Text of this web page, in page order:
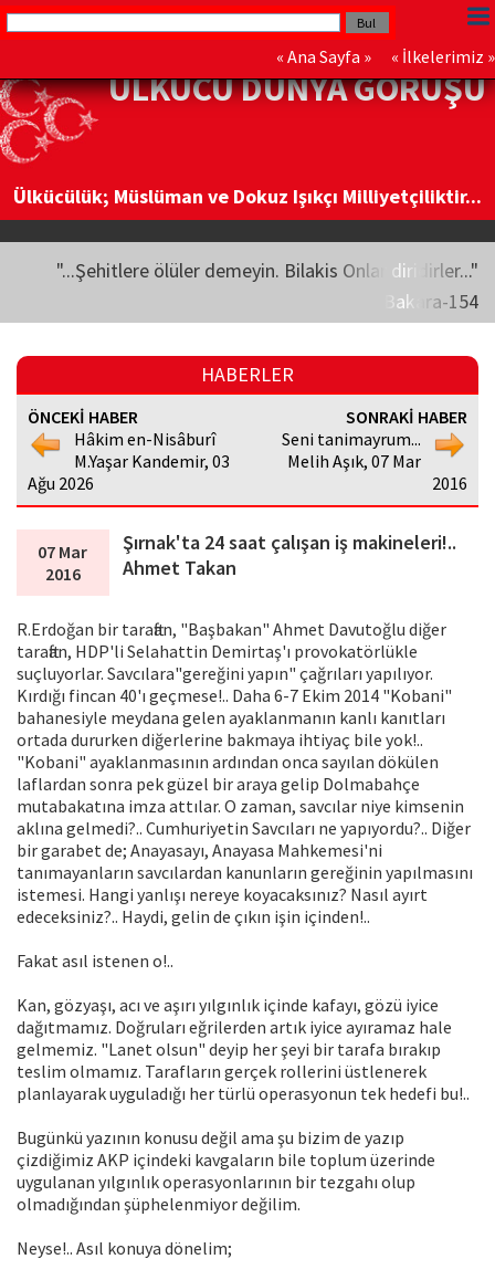
« Ana Sayfa » « İlkelerimiz »
ÜLKÜCÜ DÜNYA GÖRÜŞÜ
Ülkücülük; Müslüman ve Dokuz Işıkçı Milliyetçiliktir...
"...Şehitlere ölüler demeyin. Bilakis Onlar diridirler..."
Bakara-154
HABERLER
ÖNCEKİ HABER
Hâkim en-Nisâburî
M.Yaşar Kandemir, 03
Ağu 2026
SONRAKİ HABER
Seni tanimayrum...
Melih Aşık, 07 Mar
2016
07 Mar
2016
Şırnak'ta 24 saat çalışan iş makineleri!..
Ahmet Takan
R.Erdoğan bir taraftan, "Başbakan" Ahmet Davutoğlu diğer
taraftan, HDP'li Selahattin Demirtaş'ı provokatörlükle
suçluyorlar. Savcılara"gereğini yapın" çağrıları yapılıyor.
Kırdığı fincan 40'ı geçmese!.. Daha 6-7 Ekim 2014 "Kobani"
bahanesiyle meydana gelen ayaklanmanın kanlı kanıtları
ortada dururken diğerlerine bakmaya ihtiyaç bile yok!..
"Kobani" ayaklanmasının ardından onca sayılan dökülen
laflardan sonra pek güzel bir araya gelip Dolmabahçe
mutabakatına imza attılar. O zaman, savcılar niye kimsenin
aklına gelmedi?.. Cumhuriyetin Savcıları ne yapıyordu?.. Diğer
bir garabet de; Anayasayı, Anayasa Mahkemesi'ni
tanımayanların savcılardan kanunların gereğinin yapılmasını
istemesi. Hangi yanlışı nereye koyacaksınız? Nasıl ayırt
edeceksiniz?.. Haydi, gelin de çıkın işin içinden!..
Fakat asıl istenen o!..
Kan, gözyaşı, acı ve aşırı yılgınlık içinde kafayı, gözü iyice
dağıtmamız. Doğruları eğrilerden artık iyice ayıramaz hale
gelmemiz. "Lanet olsun" deyip her şeyi bir tarafa bırakıp
teslim olmamız. Tarafların gerçek rollerini üstlenerek
planlayarak uyguladığı her türlü operasyonun tek hedefi bu!..
Bugünkü yazının konusu değil ama şu bizim de yazıp
çizdiğimiz AKP içindeki kavgaların bile toplum üzerinde
uygulanan yılgınlık operasyonlarının bir tezgahı olup
olmadığından şüphelenmiyor değilim.
Neyse!.. Asıl konuya dönelim;